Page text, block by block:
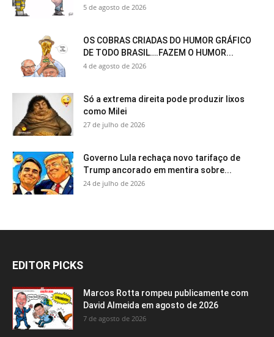
5 de agosto de 2026
OS COBRAS CRIADAS DO HUMOR GRÁFICO
DE TODO BRASIL….FAZEM O HUMOR...
4 de agosto de 2026
Só a extrema direita pode produzir lixos
como Milei
27 de julho de 2026
Governo Lula rechaça novo tarifaço de
Trump ancorado em mentira sobre...
24 de julho de 2026
EDITOR PICKS
Marcos Rotta rompeu publicamente com
David Almeida em agosto de 2026
7 de agosto de 2026